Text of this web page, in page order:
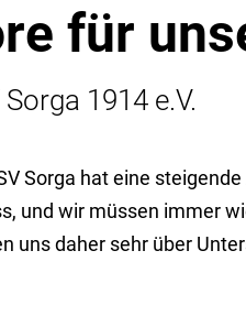
für
1914 e.V.
Sorga hat eine
und wir müssen immer
uns daher sehr über